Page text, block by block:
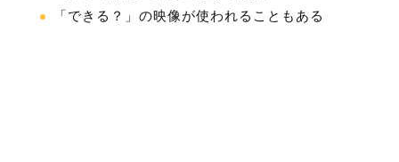
「できる？」の映像が使われることもある